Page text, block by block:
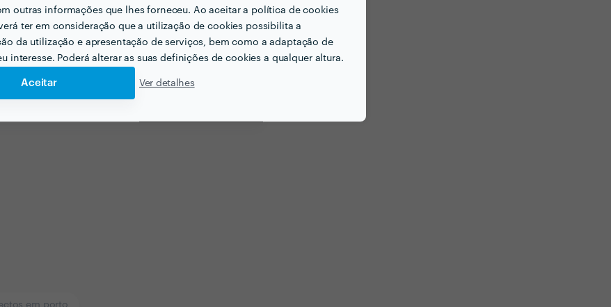
outras informações que lhes forneceu. Ao aceitar a política de cookies
ter em consideração que a utilização de cookies possibilita a
da utilização e apresentação de serviços, bem como a adaptação de
interesse. Poderá alterar as suas definições de cookies a qualquer altura.
Aceitar Ver detalhesVer todas as
em porto